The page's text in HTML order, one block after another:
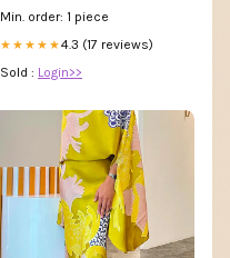
Min. order: 1 piece
★★★★★4.3 (17 reviews)
Sold : Login>>